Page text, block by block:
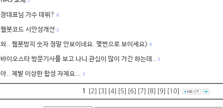
장대표님 가수 데뷔? 6
웹봇코드 시안성개선 2
와.. 웹봇방지 숫자 정말 안보이네요. 몇번으로 보이세요> 9
바이오스타 방문기사를 보고 나니 관심이 많이 가긴 하는데.. 1
아.. 제발 이상한 합성 자제요... 1
1 [2] [3] [4] [5] [6] [7] [8] [9] [10]